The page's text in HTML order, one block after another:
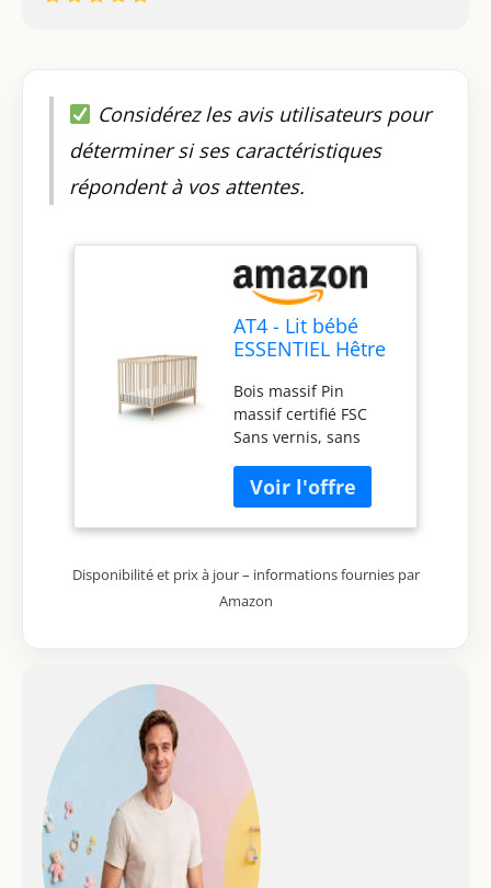
Considérez les avis utilisateurs pour
déterminer si ses caractéristiques
répondent à vos attentes.
AT4 - Lit bébé
ESSENTIEL Hêtre
réglable 3
hauteurs
Bois massif Pin
massif certifié FSC
Sans vernis, sans
lattes (réglable 3
hauteurs). 2 côtés
fixes à barreaux Pour
(non fourni) 100%
hêtre (issu de
peinture ni vernis :
prêt à peindre et
écologique. produit
recyclable
Disponibilité et prix à jour – informations fournies par
Amazon